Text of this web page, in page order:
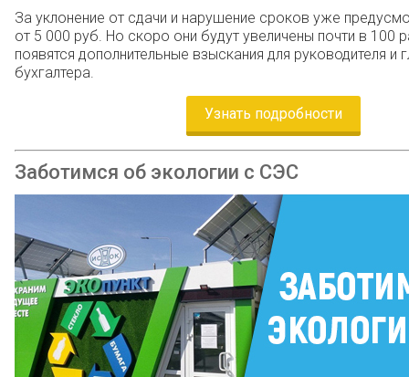
За уклонение от сдачи и нарушение сроков уже
от 5 000 руб. Но скоро они будут увеличены почти в 100
появятся дополнительные взыскания для руководителя и
бухгалтера.
Узнать подробности
Заботимся об экологии с СЭС